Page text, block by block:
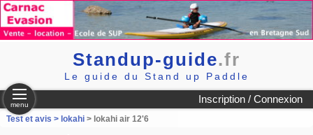
Standup-guide.fr
Le guide du Stand up Paddle
Inscription / Connexion
menu
Test et avis > lokahi> lokahi air 12'6